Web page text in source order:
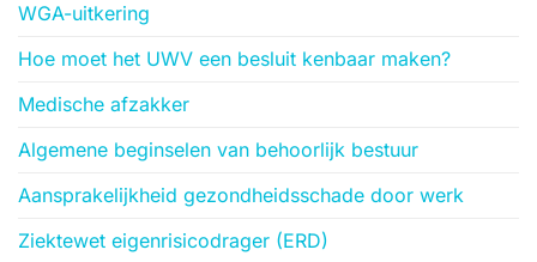
WGA-uitkering
Hoe moet het UWV een besluit kenbaar maken?
Medische afzakker
Algemene beginselen van behoorlijk bestuur
Aansprakelijkheid gezondheidsschade door werk
Ziektewet eigenrisicodrager (ERD)